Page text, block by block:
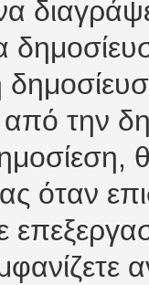
την
όταν